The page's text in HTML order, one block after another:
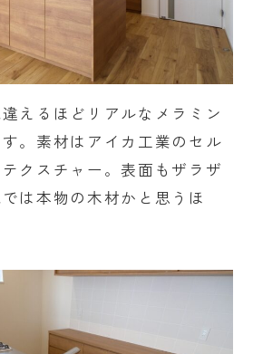
えるほどリアルなメラミン
。素材はアイカ工業のセル
クスチャー。表面もザラザ
は本物の木材かと思うほ